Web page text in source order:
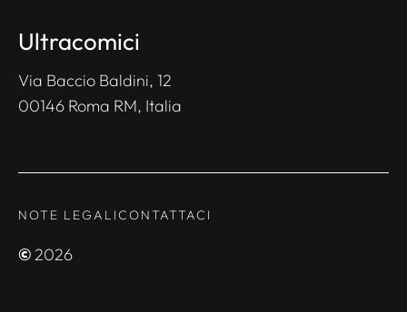
Ultracomici
Via Baccio Baldini, 12
00146 Roma RM, Italia
NOTE LEGALICONTATTACI
©2026